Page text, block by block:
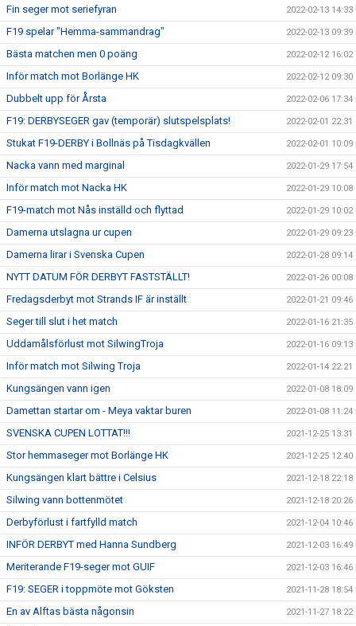
Fin seger mot seriefyran 2022-02-13 14:33
F19 spelar "Hemma-sammandrag" 2022-02-13 09:39
Bästa matchen men 0 poäng 2022-02-12 16:02
Inför match mot Borlänge HK 2022-02-12 09:30
Dubbelt upp för Årsta 2022-02-06 17:34
F19: DERBYSEGER gav (temporär) slutspelsplats! 2022-02-01 22:31
Stukat F19-DERBY i Bollnäs på Tisdagkvällen 2022-02-01 10:09
Nacka vann med marginal 2022-01-29 17:54
Inför match mot Nacka HK 2022-01-29 10:08
F19-match mot Nås inställd och flyttad 2022-01-29 10:02
Damerna utslagna ur cupen 2022-01-29 09:23
Damerna lirar i Svenska Cupen 2022-01-28 09:14
NYTT DATUM FÖR DERBYT FASTSTÄLLT! 2022-01-26 00:08
Fredagsderbyt mot Strands IF är inställt 2022-01-21 09:46
Seger till slut i het match 2022-01-16 21:35
Uddamålsförlust mot SilwingTroja 2022-01-16 09:13
Inför match mot Silwing Troja 2022-01-14 22:21
Kungsängen vann igen 2022-01-08 18:09
Damettan startar om - Meya vaktar buren 2022-01-08 11:24
SVENSKA CUPEN LOTTAT!!! 2021-12-25 13:31
Stor hemmaseger mot Borlänge HK 2021-12-25 12:40
Kungsängen klart bättre i Celsius 2021-12-18 22:18
Silwing vann bottenmötet 2021-12-18 20:26
Derbyförlust i fartfylld match 2021-12-04 10:46
INFÖR DERBYT med Hanna Sundberg 2021-12-03 16:49
Meriterande F19-seger mot GUIF 2021-12-03 16:46
F19: SEGER i toppmöte mot Göksten 2021-11-28 18:54
En av Alftas bästa någonsin 2021-11-27 18:22